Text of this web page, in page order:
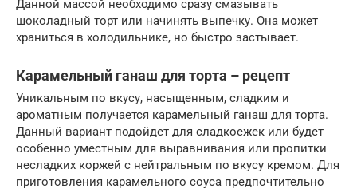
Данной массой необходимо сразу смазывать
шоколадный торт или начинять выпечку. Она может
храниться в холодильнике, но быстро застывает.
Карамельный ганаш для торта – рецепт
Уникальным по вкусу, насыщенным, сладким и
ароматным получается карамельный ганаш для торта.
Данный вариант подойдет для сладкоежек или будет
особенно уместным для выравнивания или пропитки
несладких коржей с нейтральным по вкусу кремом. Для
приготовления карамельного соуса предпочтительно